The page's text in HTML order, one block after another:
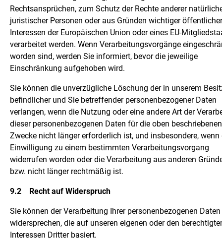
Rechtsansprüchen, zum Schutz der Rechte anderer
juristischer Personen oder aus Gründen wichtiger öffentlicher
Interessen der Europäischen Union oder eines EU-
verarbeitet werden. Wenn Verarbeitungsvorgänge
worden sind, werden Sie informiert, bevor die jeweilige
Einschränkung aufgehoben wird.
Sie können die unverzügliche Löschung der in unserem
befindlicher und Sie betreffender personenbezogener Daten
verlangen, wenn die Nutzung oder eine andere Art der
dieser personenbezogenen Daten für die oben beschriebenen
Zwecke nicht länger erforderlich ist, und insbesondere, wenn
Einwilligung zu einem bestimmten Verarbeitungsvorgang
widerrufen worden oder die Verarbeitung aus anderen
bzw. nicht länger rechtmäßig ist.
9.2 Recht auf Widerspruch
Sie können der Verarbeitung Ihrer personenbezogenen Daten
widersprechen, die auf unseren eigenen oder den
Interessen Dritter basiert.